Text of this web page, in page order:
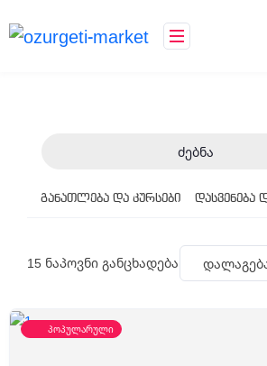
Ძებნა
განათლება და კურსები დასვენება
15 ნაპოვნი განცხადება
პოპულარული